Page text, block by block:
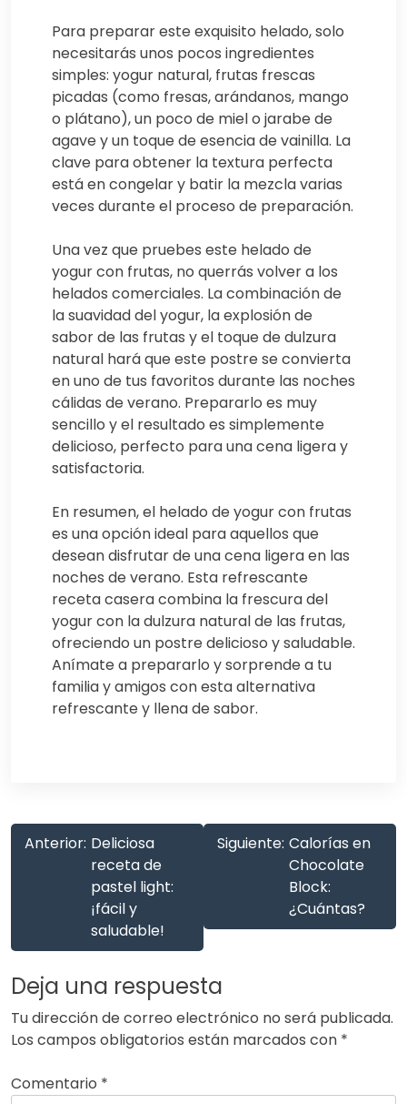
Para preparar este exquisito helado, solo
necesitarás unos pocos ingredientes
simples: yogur natural, frutas frescas
picadas (como fresas, arándanos, mango
o plátano), un poco de miel o jarabe de
agave y un toque de esencia de vainilla. La
clave para obtener la textura perfecta
está en congelar y batir la mezcla varias
veces durante el proceso de preparación.
Una vez que pruebes este helado de
yogur con frutas, no querrás volver a los
helados comerciales. La combinación de
la suavidad del yogur, la explosión de
sabor de las frutas y el toque de dulzura
natural hará que este postre se convierta
en uno de tus favoritos durante las noches
cálidas de verano. Prepararlo es muy
sencillo y el resultado es simplemente
delicioso, perfecto para una cena ligera y
satisfactoria.
En resumen, el helado de yogur con frutas
es una opción ideal para aquellos que
desean disfrutar de una cena ligera en las
noches de verano. Esta refrescante
receta casera combina la frescura del
yogur con la dulzura natural de las frutas,
ofreciendo un postre delicioso y saludable.
Anímate a prepararlo y sorprende a tu
familia y amigos con esta alternativa
refrescante y llena de sabor.
Anterior: Deliciosa
receta de
pastel light:
¡fácil y
saludable!
Siguiente: Calorías en
Chocolate
Block:
¿Cuántas?
Deja una respuesta
Tu dirección de correo electrónico no será publicada.
Los campos obligatorios están marcados con *
Comentario *